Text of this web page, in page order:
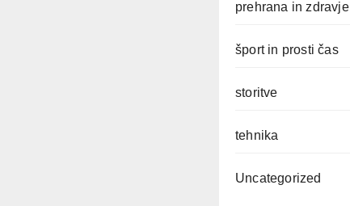
prehrana in zdravje
šport in prosti čas
storitve
tehnika
Uncategorized